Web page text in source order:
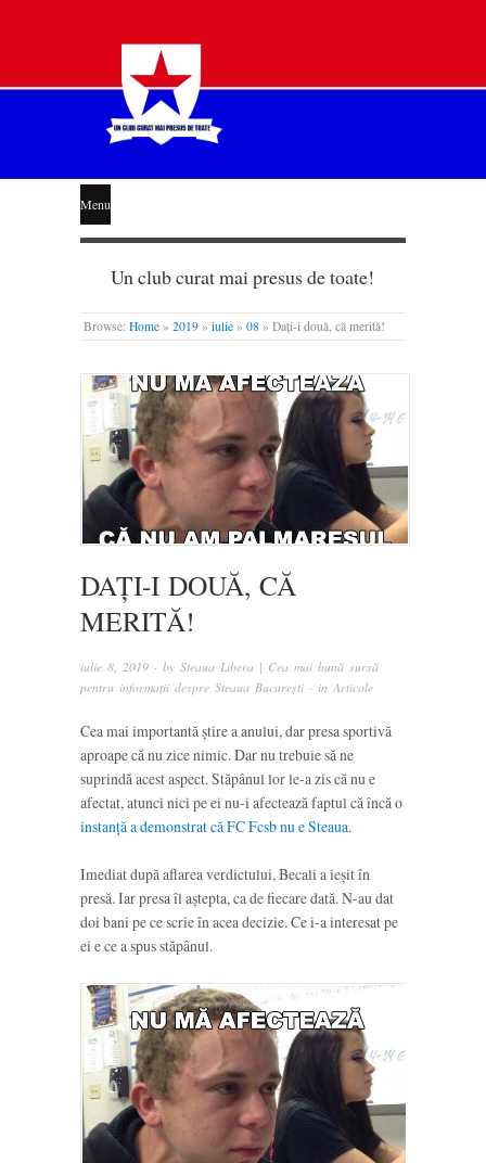
STEAUA
LIBERĂ
Menu
Un club curat mai presus de toate!
Browse: Home » 2019 » iulie » 08 » Dați-i două, că merită!
DAȚI-I DOUĂ, CĂ
MERITĂ!
iulie 8, 2019 · by Steaua Libera | Cea mai bună sursă
pentru informații despre Steaua București · in Articole
Cea mai importantă știre a anului, dar presa sportivă
aproape că nu zice nimic. Dar nu trebuie să ne
suprindă acest aspect. Stăpânul lor le-a zis că nu e
afectat, atunci nici pe ei nu-i afectează faptul că încă o
instanță a demonstrat că FC Fcsb nu e Steaua.
Imediat după aflarea verdictului, Becali a ieșit în
presă. Iar presa îl aștepta, ca de fiecare dată. N-au dat
doi bani pe ce scrie în acea decizie. Ce i-a interesat pe
ei e ce a spus stăpânul.